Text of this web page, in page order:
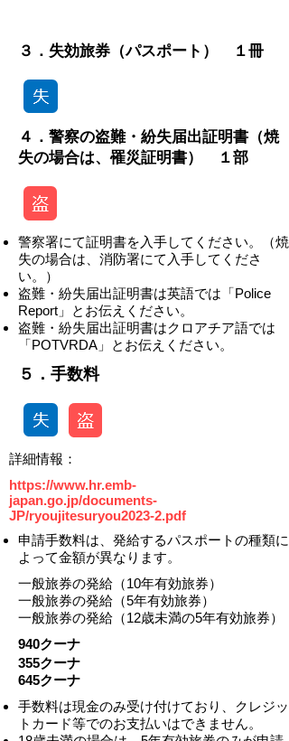
３．失効旅券（パスポート） １冊
４．警察の盗難・紛失届出証明書（焼
失の場合は、罹災証明書） １部
警察署にて証明書を入手してください。（焼
失の場合は、消防署にて入手してくださ
い。）
盗難・紛失届出証明書は英語では「Police
Report」とお伝えください。
盗難・紛失届出証明書はクロアチア語では
「POTVRDA」とお伝えください。
​​５．手数料
​詳細情報：
https://www.hr.emb-
japan.go.jp/documents-
JP/ryoujitesuryou2023-2.pdf
申請手数料は、発給するパスポートの種類に
よって金額が異なります。
一般旅券の発給（10年有効旅券）
一般旅券の発給（5年有効旅券）
一般旅券の発給（12歳未満の5年有効旅券）
940クーナ
355クーナ
645クーナ
​手数料は現金のみ受け付けており、クレジッ
トカード等でのお支払いはできません。